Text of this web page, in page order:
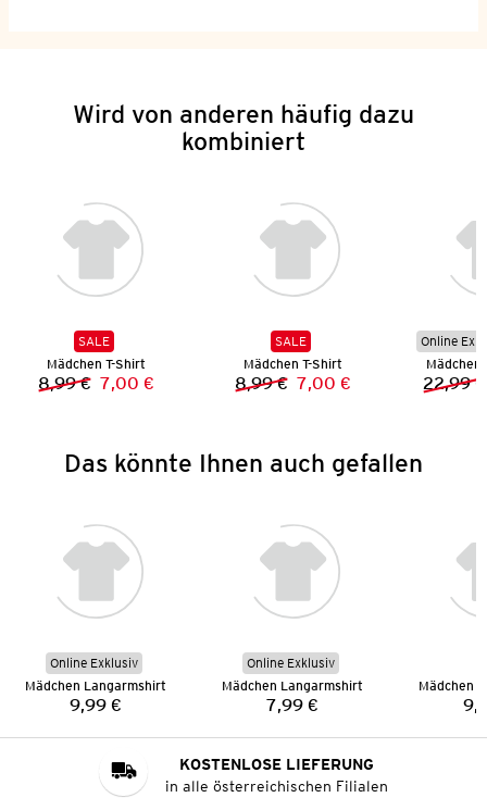
Wird von anderen häufig dazu
kombiniert
SALE
Mädchen T-Shirt
Vorheriger Preis:
8,99 € Neuer Preis:
7,00 €
SALE
Mädchen T-Shirt
Vorheriger Preis:
8,99 € Neuer Preis:
7,00 €
Online
22,99 €
Das könnte Ihnen auch gefallen
Online Exklusiv
Mädchen Langarmshirt
Preis:
9,99 €
Online Exklusiv
Mädchen Langarmshirt
Preis:
7,99 €
Mädchen
KOSTENLOSE LIEFERUNG
in alle österreichischen Filialen